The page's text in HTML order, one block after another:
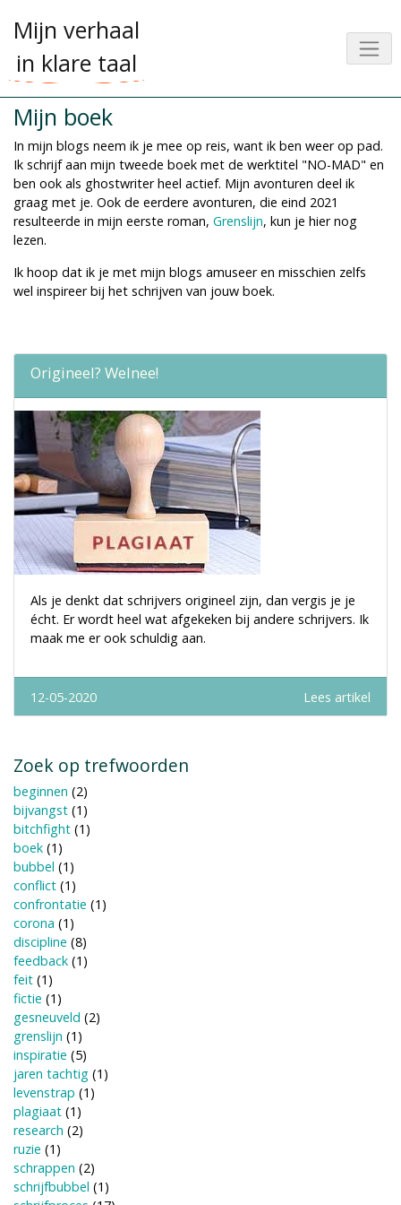
Mijn verhaal
in klare taal
Mijn boek
In mijn blogs neem ik je mee op reis, want ik ben weer op pad.
Ik schrijf aan mijn tweede boek met de werktitel "NO-MAD" en
ben ook als ghostwriter heel actief. Mijn avonturen deel ik
graag met je. Ook de eerdere avonturen, die eind 2021
resulteerde in mijn eerste roman, Grenslijn, kun je hier nog
lezen.
Ik hoop dat ik je met mijn blogs amuseer en misschien zelfs
wel inspireer bij het schrijven van jouw boek.
Origineel? Welnee!
Als je denkt dat schrijvers origineel zijn, dan vergis je je
écht. Er wordt heel wat afgekeken bij andere schrijvers. Ik
maak me er ook schuldig aan.
12-05-2020 Lees artikel
Zoek op trefwoorden
beginnen (2)
bijvangst (1)
bitchfight (1)
boek (1)
bubbel (1)
conflict (1)
confrontatie (1)
corona (1)
discipline (8)
feedback (1)
feit (1)
fictie (1)
gesneuveld (2)
grenslijn (1)
inspiratie (5)
jaren tachtig (1)
levenstrap (1)
plagiaat (1)
research (2)
ruzie (1)
schrappen (2)
schrijfbubbel (1)